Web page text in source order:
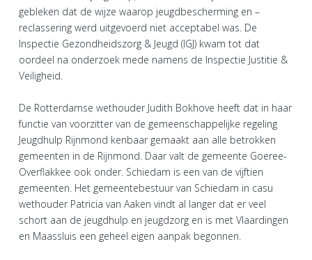
gebleken dat de wijze waarop jeugdbescherming en –
reclassering werd uitgevoerd niet acceptabel was. De
Inspectie Gezondheidszorg & Jeugd (IGJ) kwam tot dat
oordeel na onderzoek mede namens de Inspectie Justitie &
Veiligheid.
De Rotterdamse wethouder Judith Bokhove heeft dat in haar
functie van voorzitter van de gemeenschappelijke regeling
Jeugdhulp Rijnmond kenbaar gemaakt aan alle betrokken
gemeenten in de Rijnmond. Daar valt de gemeente Goeree-
Overflakkee ook onder. Schiedam is een van de vijftien
gemeenten. Het gemeentebestuur van Schiedam in casu
wethouder Patricia van Aaken vindt al langer dat er veel
schort aan de jeugdhulp en jeugdzorg en is met Vlaardingen
en Maassluis een geheel eigen aanpak begonnen.